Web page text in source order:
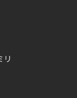
リ